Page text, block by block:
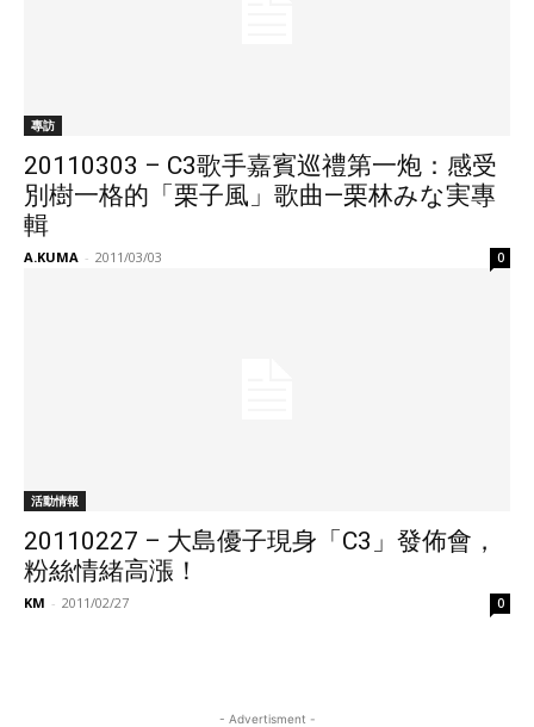
專訪
20110303 – C3歌手嘉賓巡禮第一炮：感受
別樹一格的「栗子風」歌曲—栗林みな実專
輯
A.KUMA - 2011/03/03 0
活動情報
20110227 – 大島優子現身「C3」發佈會，
粉絲情緒高漲！
KM - 2011/02/27 0
- Advertisment -